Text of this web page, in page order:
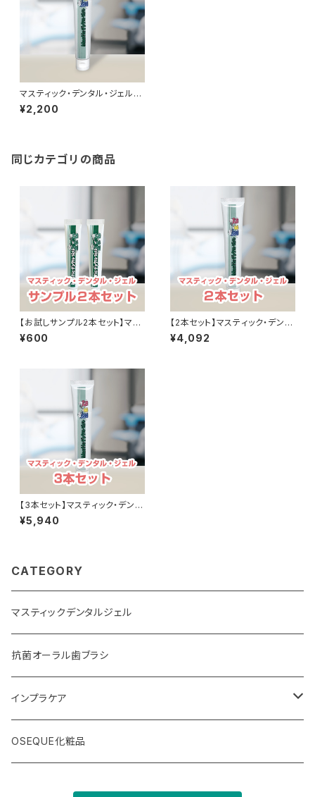
マスティック・デンタル・ジェル
（歯磨きジェル）
¥2,200
同じカテゴリの商品
【お試しサンプル2本セット】マス
ティック・デンタル・ジェル
¥600
【2本セット】マスティック・デンタ
ル・ジェル
¥4,092
【3本セット】マスティック・デンタ
ル・ジェル
¥5,940
CATEGORY
マスティックデンタルジェル
抗菌オーラル歯ブラシ
インプラケア
インプラケアナノ
OSEQUE化粧品